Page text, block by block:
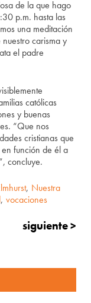
de la que hago
p.m. hasta las
una meditación
carisma y
el padre
católicas
y buenas
“Que nos
cristianas que
función de él a
concluye.
, Nuestra
, vocaciones
siguiente >